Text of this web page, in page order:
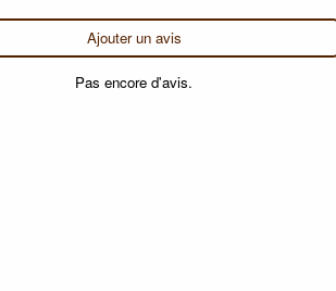
Ajouter un avis
Pas encore d'avis.